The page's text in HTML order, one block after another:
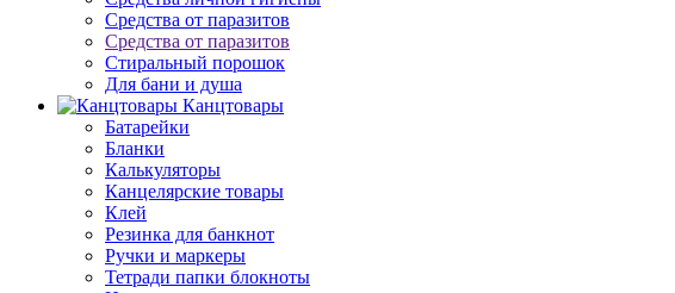
Средства от паразитов
Средства от паразитов
Стиральный порошок
Для бани и душа
Канцтовары
Батарейки
Бланки
Калькуляторы
Канцелярские товары
Клей
Резинка для банкнот
Ручки и маркеры
Тетради папки блокноты